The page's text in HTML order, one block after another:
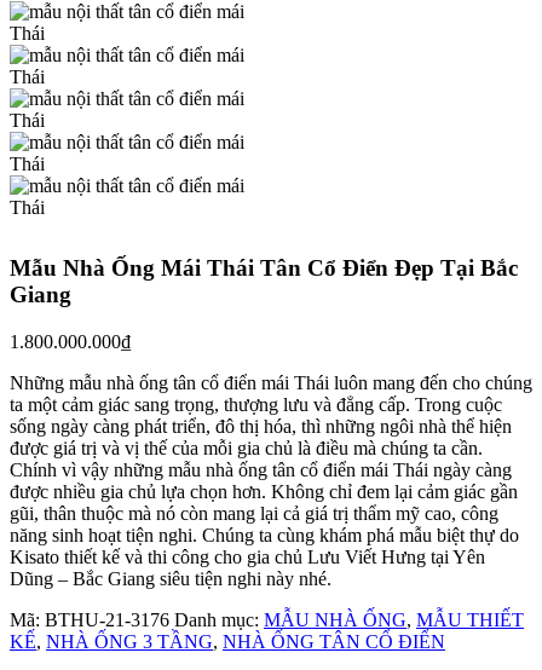
Mẫu Nhà Ống Mái Thái Tân Cổ Điển Đẹp Tại Bắc
Giang
1.800.000.000₫
Những mẫu nhà ống tân cổ điển mái Thái luôn mang đến cho chúng
ta một cảm giác sang trọng, thượng lưu và đẳng cấp. Trong cuộc
sống ngày càng phát triển, đô thị hóa, thì những ngôi nhà thể hiện
được giá trị và vị thế của mỗi gia chủ là điều mà chúng ta cần.
Chính vì vậy những mẫu nhà ống tân cổ điển mái Thái ngày càng
được nhiều gia chủ lựa chọn hơn. Không chỉ đem lại cảm giác gần
gũi, thân thuộc mà nó còn mang lại cả giá trị thẩm mỹ cao, công
năng sinh hoạt tiện nghi. Chúng ta cùng khám phá mẫu biệt thự do
Kisato thiết kế và thi công cho gia chủ Lưu Viết Hưng tại Yên
Dũng – Bắc Giang siêu tiện nghi này nhé.
Mã: BTHU-21-3176 Danh mục: MẪU NHÀ ỐNG, MẪU THIẾT
KẾ, NHÀ ỐNG 3 TẦNG, NHÀ ỐNG TÂN CỔ ĐIỂN